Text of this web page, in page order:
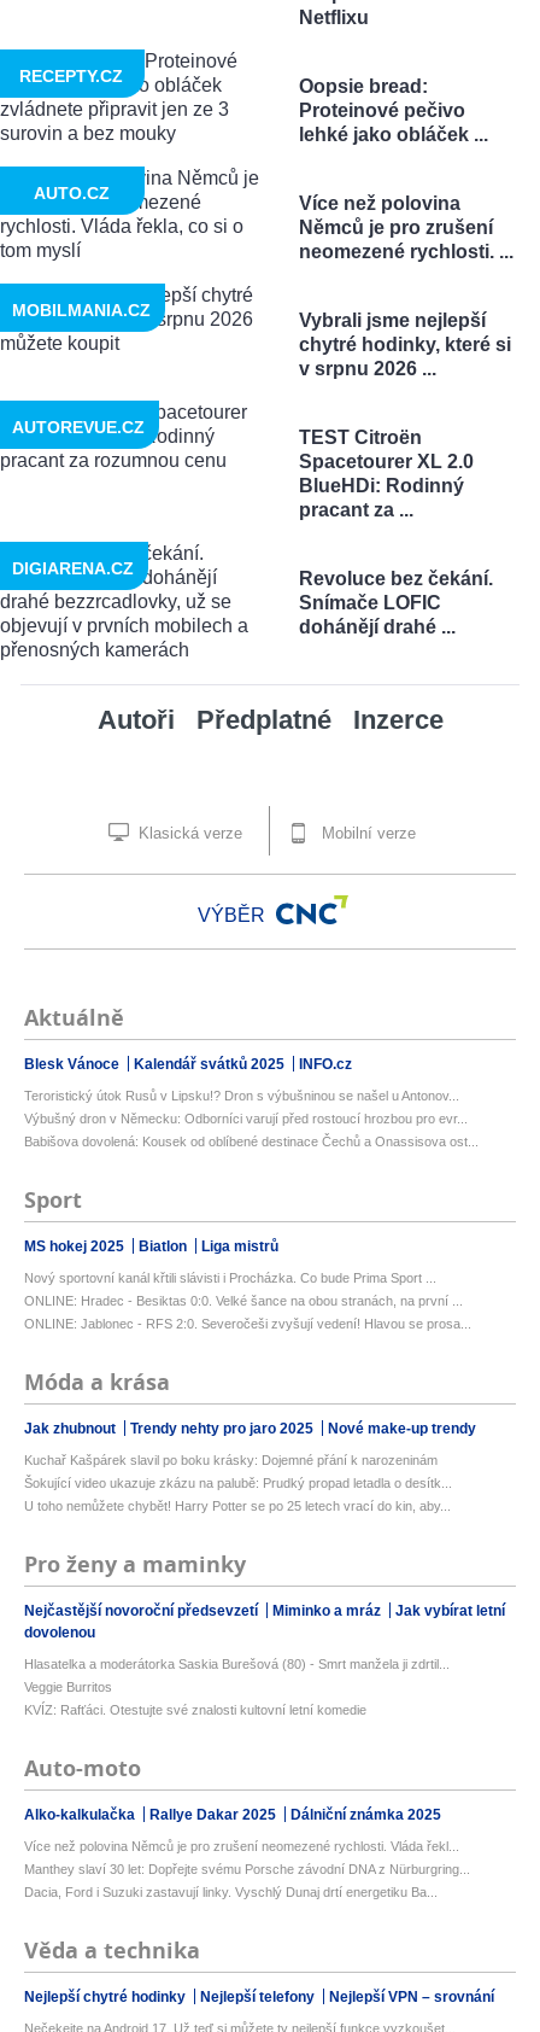
Netflixu
Oopsie bread:
Proteinové pečivo
lehké jako obláček ...
RECEPTY.CZ
Více než polovina
Němců je pro zrušení
neomezené rychlosti. ...
AUTO.CZ
Vybrali jsme nejlepší
chytré hodinky, které si
v srpnu 2026 ...
MOBILMANIA.CZ
TEST Citroën
Spacetourer XL 2.0
BlueHDi: Rodinný
pracant za ...
AUTOREVUE.CZ
Revoluce bez čekání.
Snímače LOFIC
dohánějí drahé ...
DIGIARENA.CZ
Autoři Předplatné Inzerce
Klasická verze Mobilní verze
VÝBĚR
Aktuálně
Blesk Vánoce Kalendář svátků 2025 INFO.cz
Teroristický útok Rusů v Lipsku!? Dron s výbušninou se našel u Antonov...
Výbušný dron v Německu: Odborníci varují před rostoucí hrozbou pro evr...
Babišova dovolená: Kousek od oblíbené destinace Čechů a Onassisova ost...
Sport
MS hokej 2025 Biatlon Liga mistrů
Nový sportovní kanál křtili slávisti i Procházka. Co bude Prima Sport ...
ONLINE: Hradec - Besiktas 0:0. Velké šance na obou stranách, na první ...
ONLINE: Jablonec - RFS 2:0. Severočeši zvyšují vedení! Hlavou se prosa...
Móda a krása
Jak zhubnout Trendy nehty pro jaro 2025 Nové make-up trendy
Kuchař Kašpárek slavil po boku krásky: Dojemné přání k narozeninám
Šokující video ukazuje zkázu na palubě: Prudký propad letadla o desítk...
U toho nemůžete chybět! Harry Potter se po 25 letech vrací do kin, aby...
Pro ženy a maminky
Nejčastější novoroční předsevzetí Miminko a mráz
Jak vybírat letní
dovolenou
Hlasatelka a moderátorka Saskia Burešová (80) - Smrt manžela ji zdrtil...
Veggie Burritos
KVÍZ: Rafťáci. Otestujte své znalosti kultovní letní komedie
Auto-moto
Alko-kalkulačka Rallye Dakar 2025 Dálniční známka 2025
Více než polovina Němců je pro zrušení neomezené rychlosti. Vláda řekl...
Manthey slaví 30 let: Dopřejte svému Porsche závodní DNA z Nürburgring...
Dacia, Ford i Suzuki zastavují linky. Vyschlý Dunaj drtí energetiku Ba...
Věda a technika
Nejlepší chytré hodinky Nejlepší telefony Nejlepší VPN – srovnání
Nečekejte na Android 17. Už teď si můžete ty nejlepší funkce vyzkoušet...